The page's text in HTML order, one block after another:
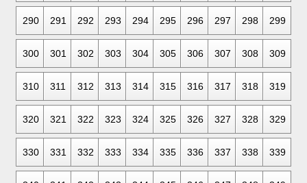
290 291 292 293 294 295 296 297 298 299
300 301 302 303 304 305 306 307 308 309
310 311 312 313 314 315 316 317 318 319
320 321 322 323 324 325 326 327 328 329
330 331 332 333 334 335 336 337 338 339